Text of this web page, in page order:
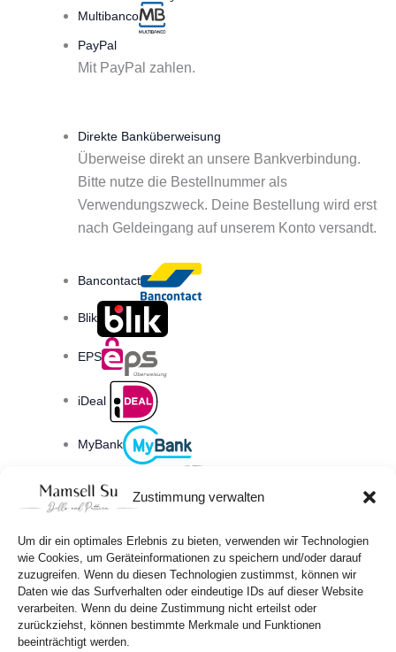
Zustimmung verwalten
Um dir ein optimales Erlebnis zu bieten, verwenden wir Technologien
wie Cookies, um Geräteinformationen zu speichern und/oder darauf
zuzugreifen. Wenn du diesen Technologien zustimmst, können wir
Daten wie das Surfverhalten oder eindeutige IDs auf dieser Website
verarbeiten. Wenn du deine Zustimmung nicht erteilst oder
zurückziehst, können bestimmte Merkmale und Funktionen
beeinträchtigt werden.
Multibanco
PayPal
Mit PayPal zahlen.
Direkte Banküberweisung
Überweise direkt an unsere Bankverbindung.
Bitte nutze die Bestellnummer als
Verwendungszweck. Deine Bestellung wird erst
nach Geldeingang auf unserem Konto versandt.
Bancontact
Blik
EPS
iDeal
MyBank
Trustly
Multibanco
PayPal
Mit PayPal zahlen.